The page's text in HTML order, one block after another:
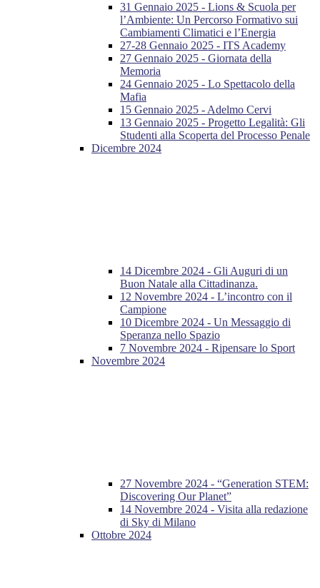
31 Gennaio 2025 - Lions & Scuola per
l’Ambiente: Un Percorso Formativo sui
Cambiamenti Climatici e l’Energia
27-28 Gennaio 2025 - ITS Academy
27 Gennaio 2025 - Giornata della
Memoria
24 Gennaio 2025 - Lo Spettacolo della
Mafia
15 Gennaio 2025 - Adelmo Cervi
13 Gennaio 2025 - Progetto Legalità: Gli
Studenti alla Scoperta del Processo Penale
Dicembre 2024
14 Dicembre 2024 - Gli Auguri di un
Buon Natale alla Cittadinanza.
12 Novembre 2024 - L’incontro con il
Campione
10 Dicembre 2024 - Un Messaggio di
Speranza nello Spazio
7 Novembre 2024 - Ripensare lo Sport
Novembre 2024
27 Novembre 2024 - “Generation STEM:
Discovering Our Planet”
14 Novembre 2024 - Visita alla redazione
di Sky di Milano
Ottobre 2024